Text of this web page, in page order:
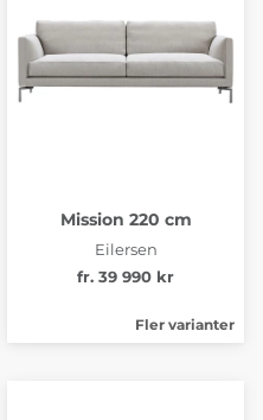
Mission 220 cm
Eilersen
fr. 39 990 kr
Fler varianter